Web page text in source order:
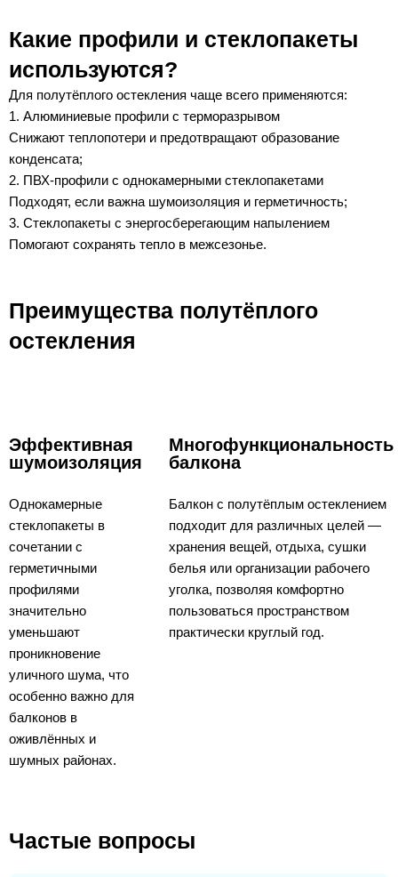
Какие профили и стеклопакеты
используются?
Для полутёплого остекления чаще всего применяются:
1. Алюминиевые профили с терморазрывом
Снижают теплопотери и предотвращают образование
конденсата;
2. ПВХ-профили с однокамерными стеклопакетами
Подходят, если важна шумоизоляция и герметичность;
3. Стеклопакеты с энергосберегающим напылением
Помогают сохранять тепло в межсезонье.
Преимущества полутёплого
остекления
Эффективная
шумоизоляция
Однокамерные
стеклопакеты в
сочетании с
герметичными
профилями
значительно
уменьшают
проникновение
уличного шума, что
особенно важно для
балконов в
оживлённых и
шумных районах.
Многофункциональность
балкона
Балкон с полутёплым остеклением
подходит для различных целей —
хранения вещей, отдыха, сушки
белья или организации рабочего
уголка, позволяя комфортно
пользоваться пространством
практически круглый год.
Частые вопросы